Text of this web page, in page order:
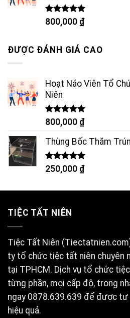
Được xếp
hạng
800,000 ₫
ĐƯỢC ĐÁNH GIÁ CAO
Hoạt Náo Viên Tổ
Niên
Được xếp
hạng
5 sao
800,000 ₫
Thùng Bốc Thăm
Được xếp
hạng
250,000 ₫
TIỆC TẤT NIÊN
Tiệc Tất Niên
ty tổ chức tiệc tất niên chuyên
tại TPHCM. Dịch vụ tổ chức
từng phần, mọi cấp độ, trong
ngay 0878.639.639 để được tư
hiệu quả.